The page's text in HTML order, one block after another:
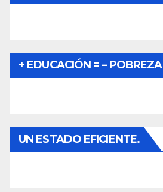
+ EDUCACIÓN = – POBREZA
UN ESTADO EFICIENTE.